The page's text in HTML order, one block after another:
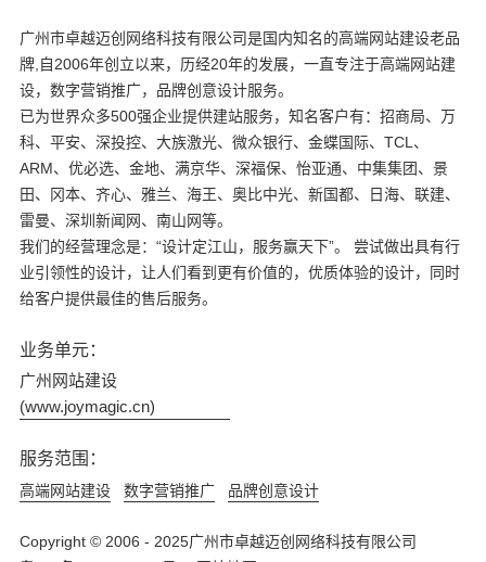
广州市卓越迈创网络科技有限公司是国内知名的高端网站建设老品
牌,自2006年创立以来，历经20年的发展，一直专注于高端网站建
设，数字营销推广，品牌创意设计服务。
已为世界众多500强企业提供建站服务，知名客户有：招商局、万
科、平安、深投控、大族激光、微众银行、金蝶国际、TCL、
ARM、优必选、金地、满京华、深福保、怡亚通、中集集团、景
田、冈本、齐心、雅兰、海王、奥比中光、新国都、日海、联建、
雷曼、深圳新闻网、南山网等。
我们的经营理念是：“设计定江山，服务赢天下”。 尝试做出具有行
业引领性的设计，让人们看到更有价值的，优质体验的设计，同时
给客户提供最佳的售后服务。
业务单元：
广州网站建设
(www.joymagic.cn)
服务范围：
高端网站建设 数字营销推广 品牌创意设计
Copyright © 2006 - 2025广州市卓越迈创网络科技有限公司